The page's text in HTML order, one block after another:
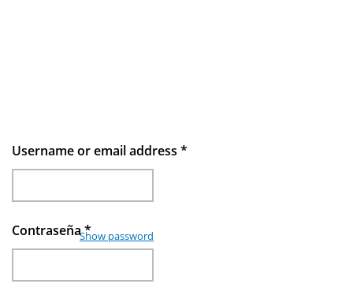
Username or email address *
Contraseña*
Show password